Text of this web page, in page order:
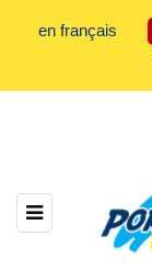
en français